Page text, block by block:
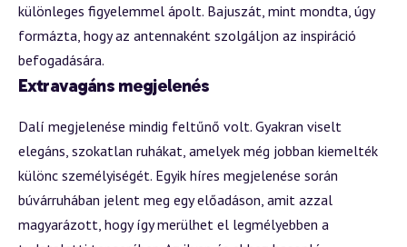
különleges figyelemmel ápolt. Bajuszát, mint mondta, úgy
formázta, hogy az antennaként szolgáljon az inspiráció
befogadására.
Extravagáns megjelenés
Dalí megjelenése mindig feltűnő volt. Gyakran viselt
elegáns, szokatlan ruhákat, amelyek még jobban kiemelték
különc személyiségét. Egyik híres megjelenése során
búvárruhában jelent meg egy előadáson, amit azzal
magyarázott, hogy így merülhet el legmélyebben a